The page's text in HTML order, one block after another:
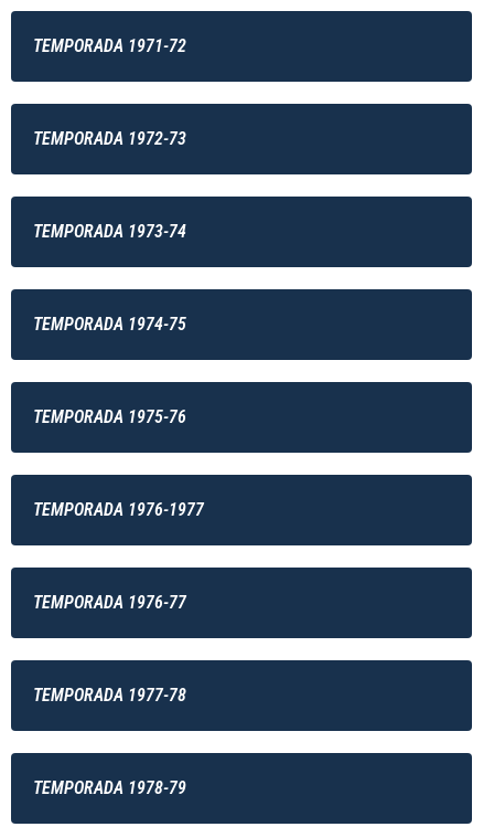
TEMPORADA 1971-72
TEMPORADA 1972-73
TEMPORADA 1973-74
TEMPORADA 1974-75
TEMPORADA 1975-76
TEMPORADA 1976-1977
TEMPORADA 1976-77
TEMPORADA 1977-78
TEMPORADA 1978-79